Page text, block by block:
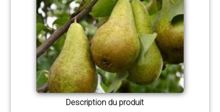
Description du produit